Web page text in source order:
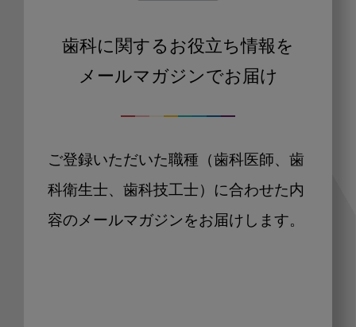
歯科に関するお役立ち情報を
メールマガジンでお届け
ご登録いただいた職種（歯科医師、歯
科衛生士、歯科技工士）に合わせた内
容のメールマガジンをお届けします。